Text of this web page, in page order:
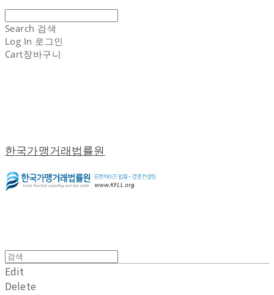
Search 검색
Log In 로그인
Cart장바구니
한국가맹거래법률원
Edit
Delete